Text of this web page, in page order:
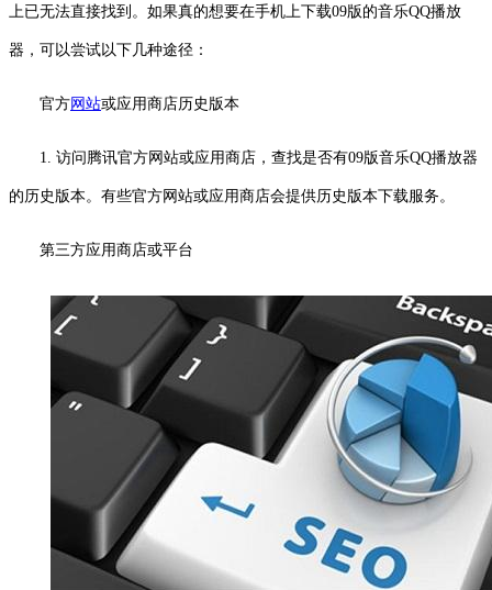
上已无法直接找到。如果真的想要在手机上下载09版的音乐QQ播放
器，可以尝试以下几种途径：
官方网站或应用商店历史版本
1. 访问腾讯官方网站或应用商店，查找是否有09版音乐QQ播放器
的历史版本。有些官方网站或应用商店会提供历史版本下载服务。
第三方应用商店或平台